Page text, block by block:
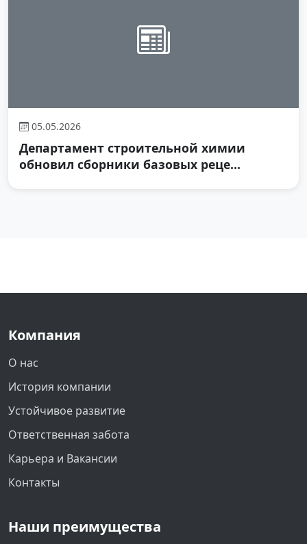
05.05.2026
Департамент строительной химии
обновил сборники базовых реце...
Компания
О нас
История компании
Устойчивое развитие
Ответственная забота
Карьера и Вакансии
Контакты
Наши преимущества